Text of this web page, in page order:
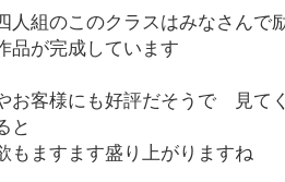
人組のこのクラスはみなさんで
品が完成しています
お客様にも好評だそうで 見て
と
もますます盛り上がりますね